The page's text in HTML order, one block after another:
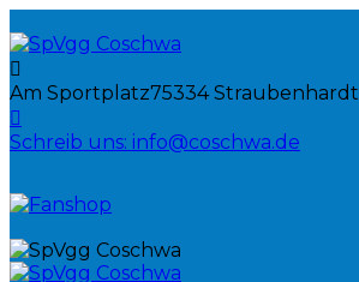
Am Sportplatz75334 Straubenhardt
Schreib uns: info@coschwa.de